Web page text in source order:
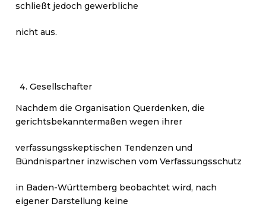
schließt jedoch gewerbliche
nicht aus.
Gesellschafter
Nachdem die Organisation Querdenken, die
gerichtsbekanntermaßen wegen ihrer
verfassungsskeptischen Tendenzen und
Bündnispartner inzwischen vom Verfassungsschutz
in Baden-Württemberg beobachtet wird, nach
eigener Darstellung keine